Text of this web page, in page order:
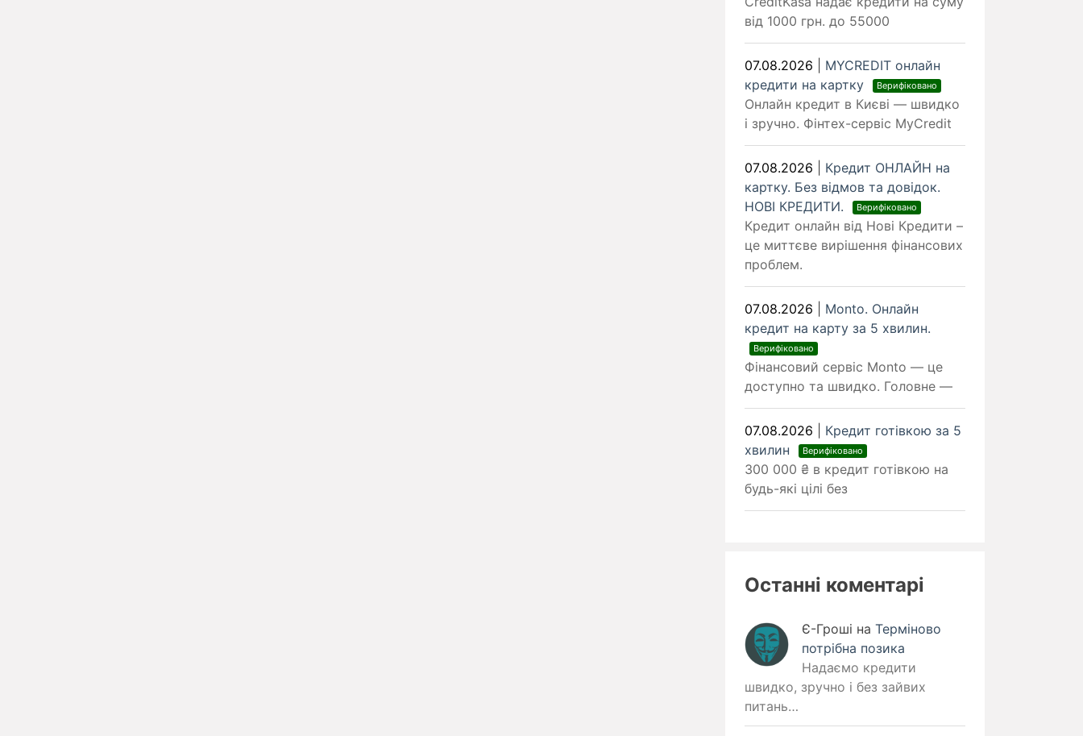
від 1000 грн. до 55000
07.08.2026
MYCREDIT онлайн
кредити на картку
Верифіковано
Онлайн кредит в Києві — швидко
і зручно. Фінтех-сервіс MyCredit
07.08.2026
Кредит ОНЛАЙН на
картку. Без відмов та довідок.
НОВІ КРЕДИТИ.
Верифіковано
Кредит онлайн від Нові Кредити –
це миттєве вирішення фінансових
проблем.
07.08.2026
Monto. Онлайн
кредит на карту за 5 хвилин.
Верифіковано
Фінансовий сервіс Monto — це
доступно та швидко. Головне —
07.08.2026
Кредит готівкою за 5
хвилин
Верифіковано
300 000 ₴ в кредит готівкою на
будь-які цілі без
Останні коментарі
Є-Гроші на Терміново
потрібна позика
Надаємо кредити
швидко, зручно і без зайвих
питань…